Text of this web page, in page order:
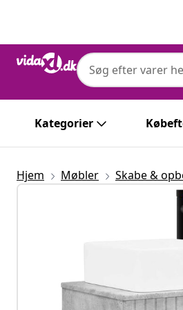
Kategorier
Hjem Møbler Skabe &